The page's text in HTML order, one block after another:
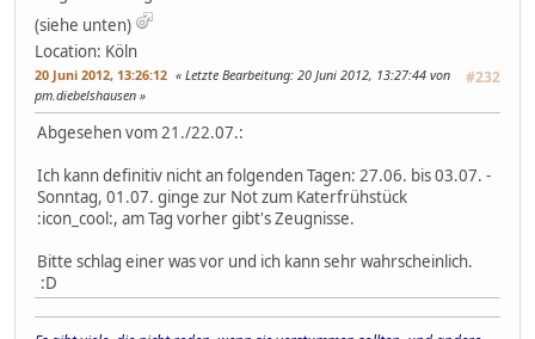
(siehe unten)
Location: Köln
20 Juni 2012, 13:26:12 #232
Letzte Bearbeitung: 20 Juni 2012, 13:27:44 von
pm.diebelshausen
Abgesehen vom 21./22.07.:
Ich kann definitiv nicht an folgenden Tagen: 27.06. bis 03.07. -
Sonntag, 01.07. ginge zur Not zum Katerfrühstück
:icon_cool:, am Tag vorher gibt's Zeugnisse.
Bitte schlag einer was vor und ich kann sehr wahrscheinlich.
:D